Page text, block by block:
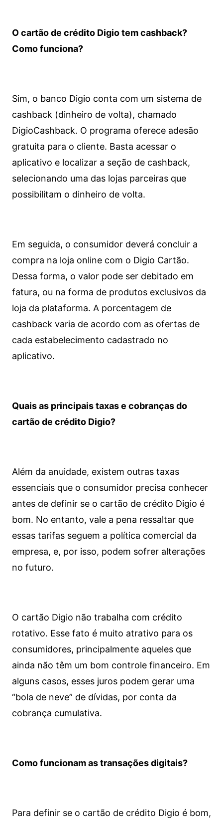
O cartão de crédito Digio tem cashback?
Como funciona?
Sim, o banco Digio conta com um sistema de
cashback (dinheiro de volta), chamado
DigioCashback. O programa oferece adesão
gratuita para o cliente. Basta acessar o
aplicativo e localizar a seção de cashback,
selecionando uma das lojas parceiras que
possibilitam o dinheiro de volta.
Em seguida, o consumidor deverá concluir a
compra na loja online com o Digio Cartão.
Dessa forma, o valor pode ser debitado em
fatura, ou na forma de produtos exclusivos da
loja da plataforma. A porcentagem de
cashback varia de acordo com as ofertas de
cada estabelecimento cadastrado no
aplicativo.
Quais as principais taxas e cobranças do
cartão de crédito Digio?
Além da anuidade, existem outras taxas
essenciais que o consumidor precisa conhecer
antes de definir se o cartão de crédito Digio é
bom. No entanto, vale a pena ressaltar que
essas tarifas seguem a política comercial da
empresa, e, por isso, podem sofrer alterações
no futuro.
O cartão Digio não trabalha com crédito
rotativo. Esse fato é muito atrativo para os
consumidores, principalmente aqueles que
ainda não têm um bom controle financeiro. Em
alguns casos, esses juros podem gerar uma
“bola de neve” de dívidas, por conta da
cobrança cumulativa.
Como funcionam as transações digitais?
Para definir se o cartão de crédito Digio é bom,